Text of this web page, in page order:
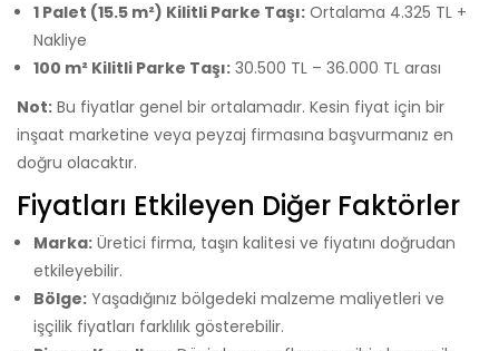
1 Palet (15.5 m²) Kilitli Parke Taşı: Ortalama 4.325 TL +
Nakliye
100 m² Kilitli Parke Taşı: 30.500 TL – 36.000 TL arası
Not: Bu fiyatlar genel bir ortalamadır. Kesin fiyat için bir
inşaat marketine veya peyzaj firmasına başvurmanız en
doğru olacaktır.
Fiyatları Etkileyen Diğer Faktörler
Marka: Üretici firma, taşın kalitesi ve fiyatını doğrudan
etkileyebilir.
Bölge: Yaşadığınız bölgedeki malzeme maliyetleri ve
işçilik fiyatları farklılık gösterebilir.